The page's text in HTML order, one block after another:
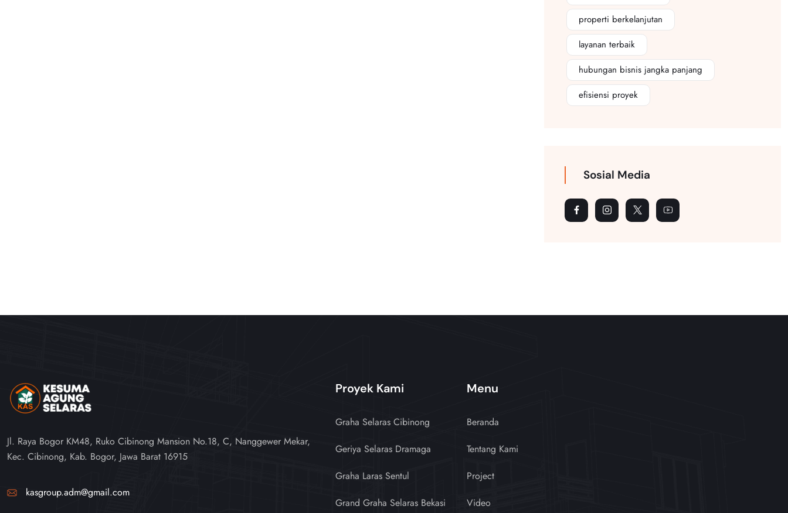
properti berkelanjutan
layanan terbaik
hubungan bisnis jangka panjang
efisiensi proyek
Sosial Media
Jl. Raya Bogor KM48, Ruko Cibinong Mansion No.18, C, Nanggewer Mekar,
Kec. Cibinong, Kab. Bogor, Jawa Barat 16915
kasgroup.adm@gmail.com
Proyek Kami
Graha Selaras Cibinong
Geriya Selaras Dramaga
Graha Laras Sentul
Grand Graha Selaras Bekasi
Menu
Beranda
Tentang Kami
Project
Video